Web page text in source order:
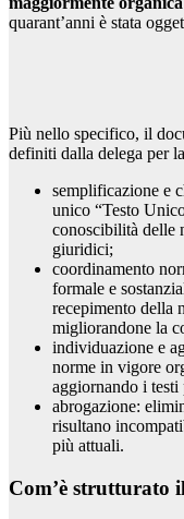
quarant’anni è stata
Più nello specifico, il
definiti dalla delega per
semplificazione e
unico “Testo
conoscibilità delle
giuridici;
coordinamento
formale e
recepimento della
migliorandone la
individuazione e
norme in vigore
aggiornando i testi
abrogazione:
risultano
più attuali.
Com’è strutturato